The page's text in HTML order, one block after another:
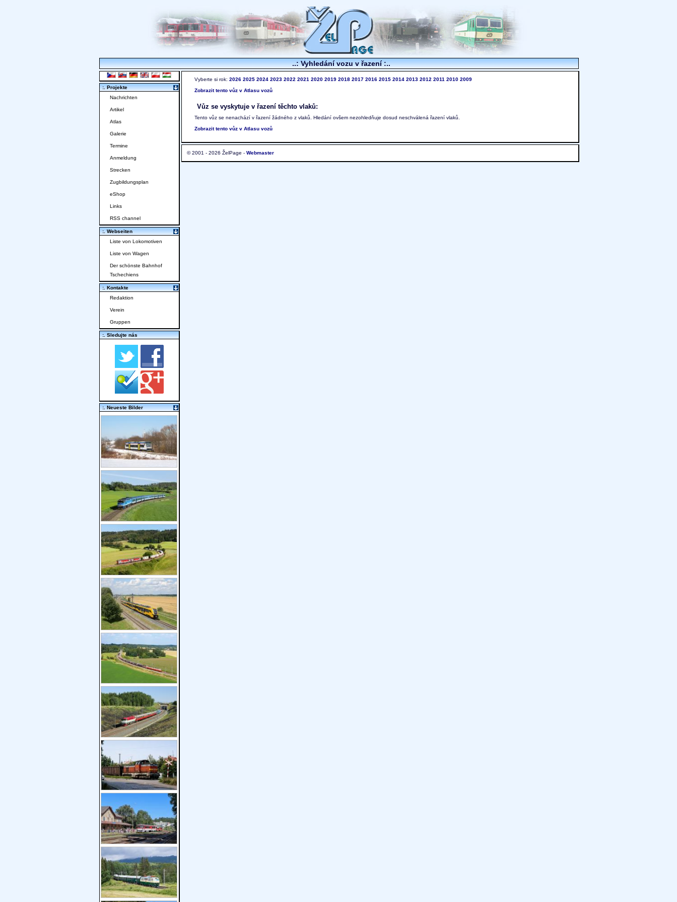
..: Vyhledání vozu v řazení :..
Vyberte si rok: 2026 2025 2024 2023 2022 2021 2020 2019 2018 2017 2016 2015 2014 2013 2012 2011 2010 2009
Zobrazit tento vůz v Atlasu vozů
Vůz se vyskytuje v řazení těchto vlaků:
Tento vůz se nenachází v řazení žádného z vlaků. Hledání ovšem nezohledňuje dosud neschválená řazení vlaků.
Zobrazit tento vůz v Atlasu vozů
© 2001 - 2026 ŽelPage - Webmaster
:. Projekte
Nachrichten
Artikel
Atlas
Galerie
Termine
Anmeldung
Strecken
Zugbildungsplan
eShop
Links
RSS channel
:. Webseiten
Liste von Lokomotiven
Liste von Wagen
Der schönste Bahnhof
Tschechiens
:. Kontakte
Redaktion
Verein
Gruppen
:. Sledujte nás
:. Neueste Bilder